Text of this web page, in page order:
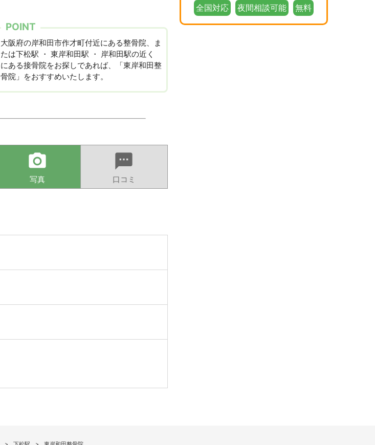
POINT
大阪府の岸和田市作才町付近にある整骨院、ま
たは下松駅 ・ 東岸和田駅 ・ 岸和田駅の近く
にある接骨院をお探しであれば、「東岸和田整
骨院」をおすすめいたします。
camera_alt
写真
sms
口コミ
全国対応 夜間相談可能 無料